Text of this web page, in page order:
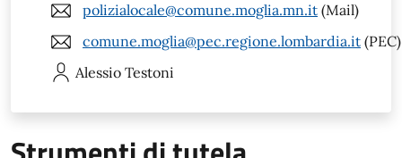
polizialocale@comune.moglia.mn.it (Mail)
comune.moglia@pec.regione.lombardia.it (PEC)
Alessio Testoni